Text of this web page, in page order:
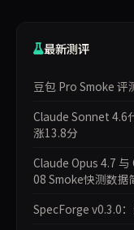
最新测评
豆包 Pro Smoke 评
Claude Sonnet 4.6
涨13.8分
Claude Opus 4.7
08 Smoke快测数据
SpecForge v0.3.0